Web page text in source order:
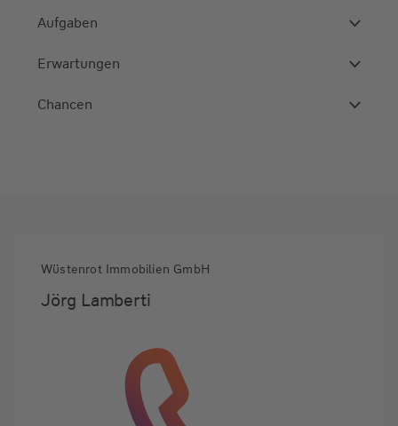
Aufgaben
Erwartungen
Chancen
Wüstenrot Immobilien GmbH
Jörg Lamberti